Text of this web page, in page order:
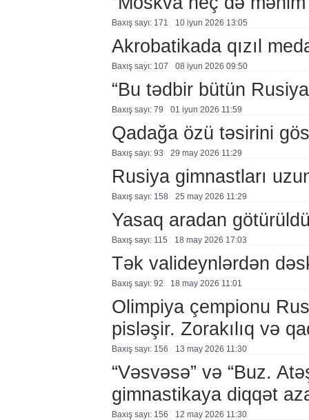
Baxış sayı: 171 10 i̇yun 2026 13:05
Akrobatikada qızıl
Baxış sayı: 107 08 i̇yun 2026 09:50
“Bu tədbir bütün
Baxış sayı: 79 01 i̇yun 2026 11:59
Qadağa özü təsirini
Baxış sayı: 93 29 may 2026 11:29
Rusiya gimnastları
Baxış sayı: 158 25 may 2026 11:29
Yasaq aradan
Baxış sayı: 115 18 may 2026 17:03
Tək valideynlərdən
Baxış sayı: 92 18 may 2026 11:01
Olimpiya çempionu
pisləşir. Zorakılıq və
Baxış sayı: 156 13 may 2026 11:30
“Vəsvəsə” və “Buz.
gimnastikaya diqqət
Baxış sayı: 156 12 may 2026 11:30